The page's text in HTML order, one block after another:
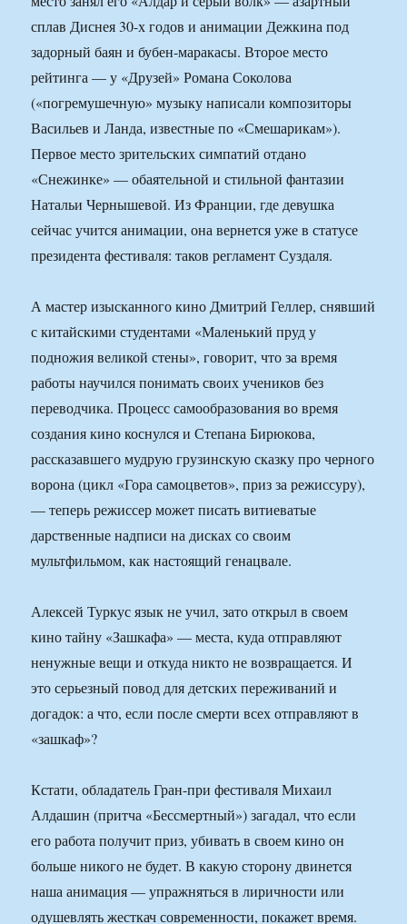
сплав Диснея 30-х годов и анимации Дежкина под
задорный баян и бубен-маракасы. Второе место
рейтинга — у «Друзей» Романа Соколова
(«погремушечную» музыку написали композиторы
Васильев и Ланда, известные по «Смешарикам»).
Первое место зрительских симпатий отдано
«Снежинке» — обаятельной и стильной фантазии
Натальи Чернышевой. Из Франции, где девушка
сейчас учится анимации, она вернется уже в статусе
президента фестиваля: таков регламент Суздаля.
А мастер изысканного кино Дмитрий Геллер, снявший
с китайскими студентами «Маленький пруд у
подножия великой стены», говорит, что за время
работы научился понимать своих учеников без
переводчика. Процесс самообразования во время
создания кино коснулся и Степана Бирюкова,
рассказавшего мудрую грузинскую сказку про черного
ворона (цикл «Гора самоцветов», приз за режиссуру),
— теперь режиссер может писать витиеватые
дарственные надписи на дисках со своим
мультфильмом, как настоящий генацвале.
Алексей Туркус язык не учил, зато открыл в своем
кино тайну «Зашкафа» — места, куда отправляют
ненужные вещи и откуда никто не возвращается. И
это серьезный повод для детских переживаний и
догадок: а что, если после смерти всех отправляют в
«зашкаф»?
Кстати, обладатель Гран-при фестиваля Михаил
Алдашин (притча «Бессмертный») загадал, что если
его работа получит приз, убивать в своем кино он
больше никого не будет. В какую сторону двинется
наша анимация — упражняться в лиричности или
одушевлять жесткач современности, покажет время.